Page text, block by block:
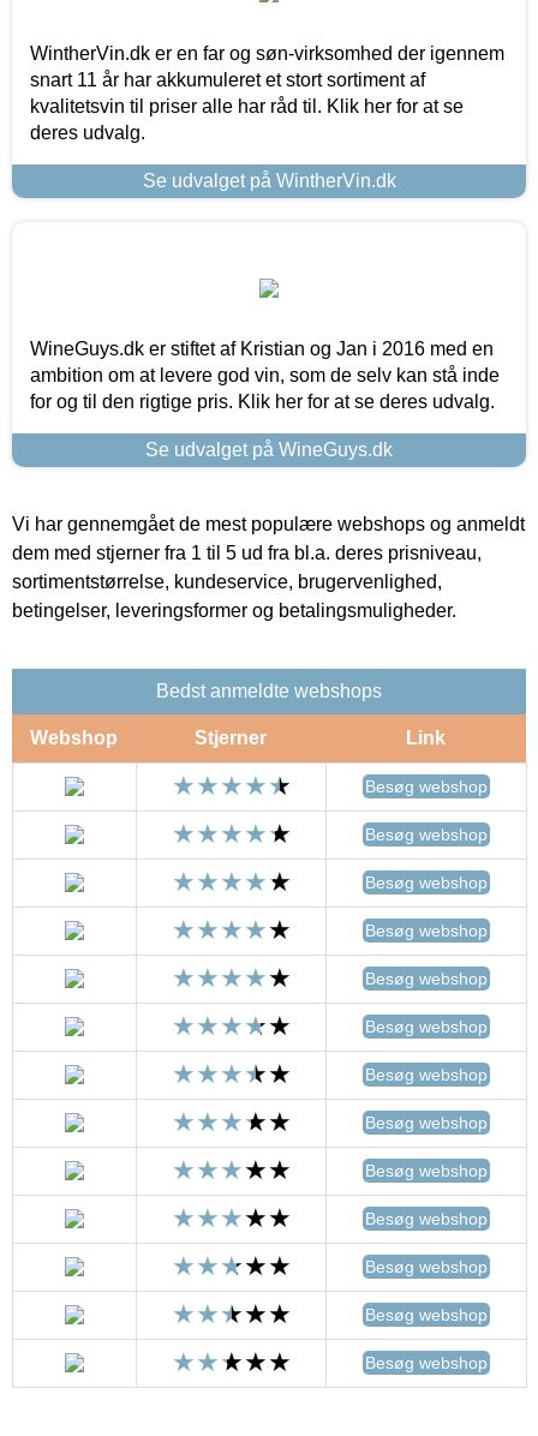
WintherVin.dk er en far og søn-virksomhed der igennem
snart 11 år har akkumuleret et stort sortiment af
kvalitetsvin til priser alle har råd til. Klik her for at se
deres udvalg.
Se udvalget på WintherVin.dk
WineGuys.dk er stiftet af Kristian og Jan i 2016 med en
ambition om at levere god vin, som de selv kan stå inde
for og til den rigtige pris. Klik her for at se deres udvalg.
Se udvalget på WineGuys.dk
Vi har gennemgået de mest populære webshops og anmeldt
dem med stjerner fra 1 til 5 ud fra bl.a. deres prisniveau,
sortimentstørrelse, kundeservice, brugervenlighed,
betingelser, leveringsformer og betalingsmuligheder.
Bedst anmeldte webshops
Webshop Stjerner Link
Besøg webshop
Besøg webshop
Besøg webshop
Besøg webshop
Besøg webshop
Besøg webshop
Besøg webshop
Besøg webshop
Besøg webshop
Besøg webshop
Besøg webshop
Besøg webshop
Besøg webshop